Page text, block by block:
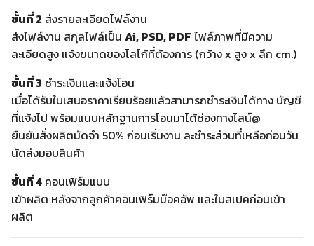
ขั้นที่ 2 ส่งรายละเอียดไฟล์งาน
ส่งไฟล์งาน สกุลไฟล์เป็น Ai, PSD, PDF ไฟล์ภาพที่มีความ
ละเอียดสูง แจ้งขนาดของโลโก้ที่ต้องการ (กว้าง x สูง x ลึก cm.)
ขั้นที่ 3 ชำระเงินและแจ้งโอน
เมื่อได้รับใบเสนอราคาเรียบร้อยแล้วสามารถชำระเงินได้ทาง บัญชี
ที่แจ้งไป พร้อมแนบหลักฐานการโอนมาได้ช่องทางไลน์@
ยืนยันสั่งผลิตมัดจำ 50% ก่อนเริ่มงาน ละชำระส่วนที่เหลือก่อนวัน
นัดส่งมอบสินค้า
ขั้นที่ 4 คอนเฟิร์มแบบ
เข้าผลิต หลังจากลูกค้าคอนเฟิร์มม๊อคอัพ และใบสเปคก่อนเข้า
ผลิต